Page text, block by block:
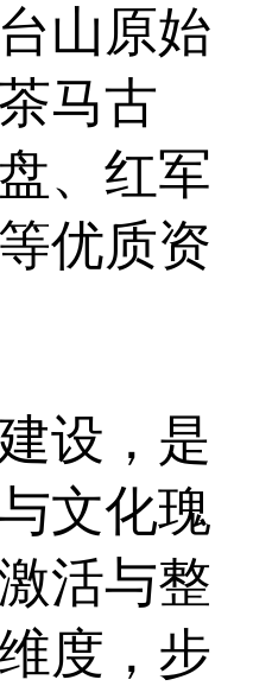
山原始
马古
、红军
优质资
设，是
文化瑰
活与整
度，步